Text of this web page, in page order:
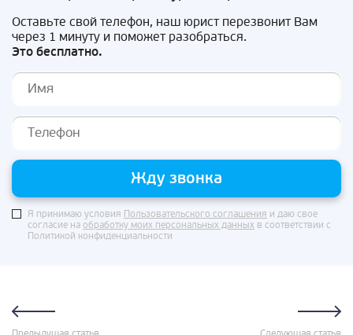
Оставьте свой телефон, наш юрист перезвонит Вам
через 1 минуту и поможет разобраться.
Это бесплатно.
Жду звонка
Я принимаю условия Пользовательского соглашения и даю свое
согласие на обработку моих персональных данных в соответствии с
Политикой конфиденциальности